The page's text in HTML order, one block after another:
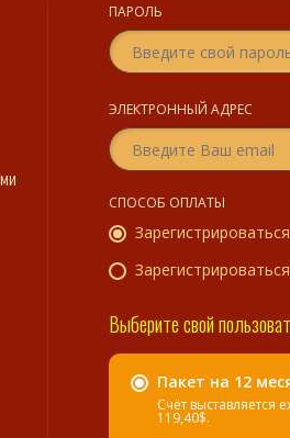
ПАРОЛЬ
ЭЛЕКТРОННЫЙ АДРЕС
СПОСОБ ОПЛАТЫ
Выберите свой
Пакет на 12
Счёт
119,40$.